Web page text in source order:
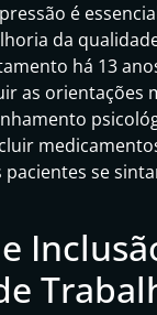
é
da
há 13
as orientações
se